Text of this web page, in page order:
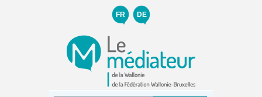
FR DE